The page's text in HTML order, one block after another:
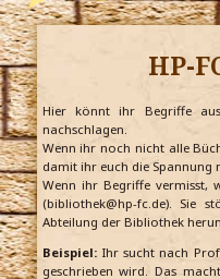
Der HP-FC
Hogwarts
Zauberwelt
Jetzt Fanclub-
HP-
Hier könnt ihr Begriffe
nachschlagen.
Wenn ihr noch nicht alle
damit ihr euch die Spannung
Wenn ihr Begriffe vermisst,
(bibliothek@hp-fc.de). Sie
Abteilung der Bibliothek
Beispiel:Ihr sucht nach
geschrieben wird. Das